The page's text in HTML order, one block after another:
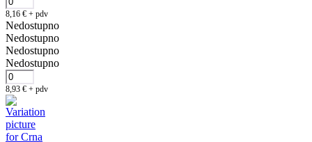
8,16 € + pdv
Nedostupno
Nedostupno
Nedostupno
Nedostupno
8,93 € + pdv